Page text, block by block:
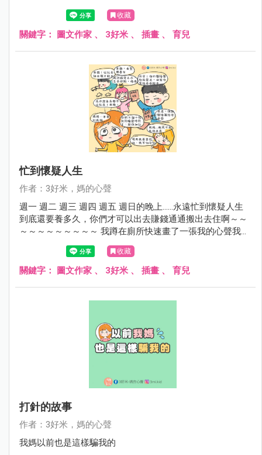
收藏
關鍵字： 圖文作家 、 3好米 、 插畫 、 育兒
忙到懷疑人生
作者：3好米，媽的心聲
週一 週二 週三 週四 週五 週日的晚上……永遠忙到懷疑人生
到底還要養多久，你們才可以出去賺錢通通搬出去住啊～～
～～～～～～～～～ 我蹲在廁所快速畫了一張我的心聲我的
心情，不想出來面對夫小們...... 不要再敲我廁所門了好嗎？？
收藏
關鍵字： 圖文作家 、 3好米 、 插畫 、 育兒
打針的故事
作者：3好米，媽的心聲
我媽以前也是這樣騙我的